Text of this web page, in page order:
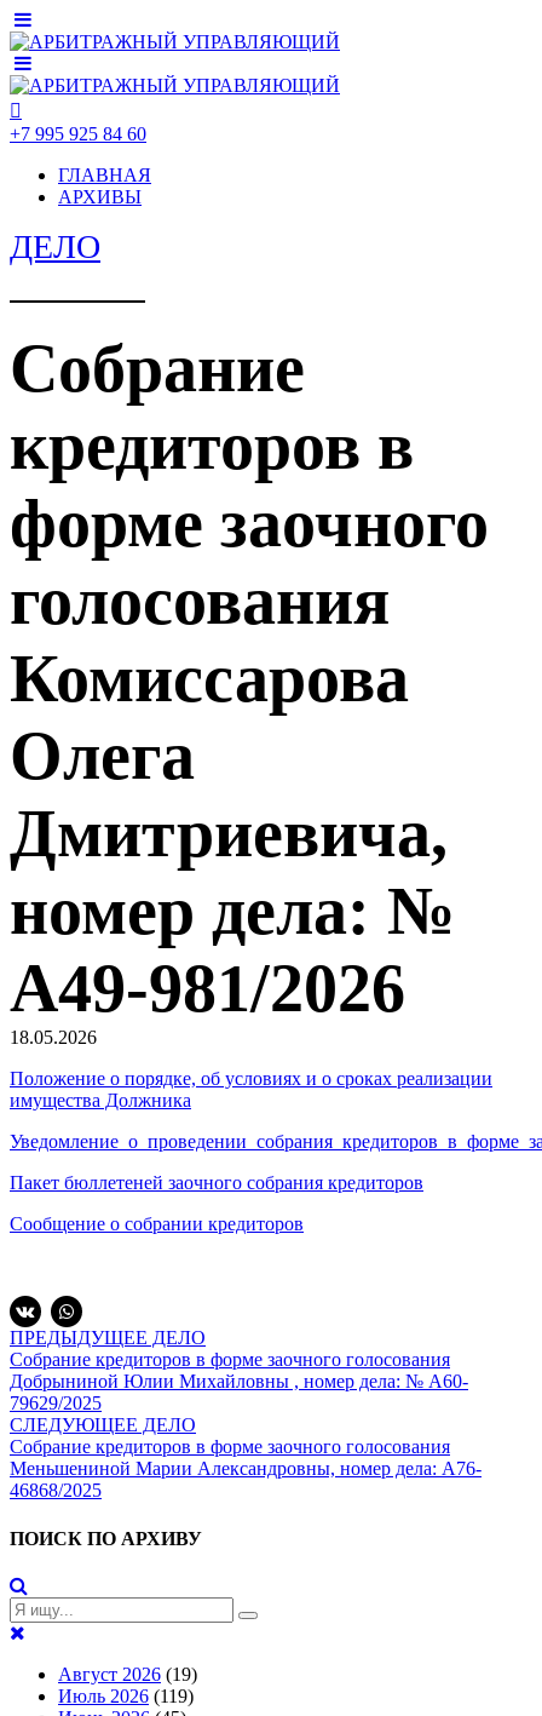
+7 995 925 84 60
ГЛАВНАЯ
АРХИВЫ
ДЕЛО
Собрание
кредиторов в
форме заочного
голосования
Комиссарова
Олега
Дмитриевича,
номер дела: №
А49-981/2026
18.05.2026
Положение о порядке, об условиях и о сроках реализации
имущества Должника
Пакет бюллетеней заочного собрания кредиторов
Сообщение о собрании кредиторов
ПРЕДЫДУЩЕЕ ДЕЛО
Собрание кредиторов в форме заочного голосования
Добрыниной Юлии Михайловны , номер дела: № А60-
79629/2025
СЛЕДУЮЩЕЕ ДЕЛО
Собрание кредиторов в форме заочного голосования
Меньшениной Марии Александровны, номер дела: А76-
46868/2025
ПОИСК ПО АРХИВУ
Август 2026 (19)
Июль 2026 (119)